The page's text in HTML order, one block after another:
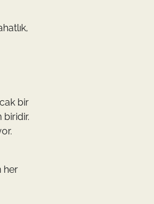
bir
biridir.
her